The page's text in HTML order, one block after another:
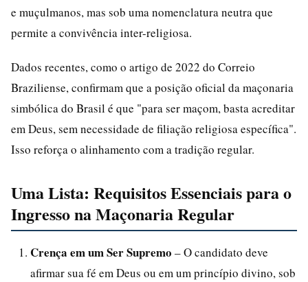
e muçulmanos, mas sob uma nomenclatura neutra que
permite a convivência inter-religiosa.
Dados recentes, como o artigo de 2022 do Correio
Braziliense, confirmam que a posição oficial da maçonaria
simbólica do Brasil é que "para ser maçom, basta acreditar
em Deus, sem necessidade de filiação religiosa específica".
Isso reforça o alinhamento com a tradição regular.
Uma Lista: Requisitos Essenciais para o
Ingresso na Maçonaria Regular
Crença em um Ser Supremo – O candidato deve
afirmar sua fé em Deus ou em um princípio divino, sob